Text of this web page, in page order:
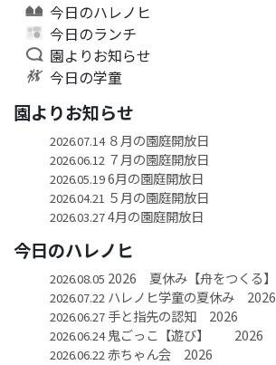
今日のハレノヒ
今日のランチ
園よりお知らせ
今日の学童
園よりお知らせ
2026.07.14８月の園庭開放日
2026.06.12７月の園庭開放日
2026.05.196月の園庭開放日
2026.04.21 ５月の園庭開放日
2026.03.274月の園庭開放日
今日のハレノヒ
2026.08.05 2026 夏休み【舟をつくる】
2026.07.22ハレノヒ学童の夏休み 2026
2026.06.27手と指先の認知 2026
2026.06.24鬼ごっこ【遊び】 2026
2026.06.22赤ちゃん会 2026